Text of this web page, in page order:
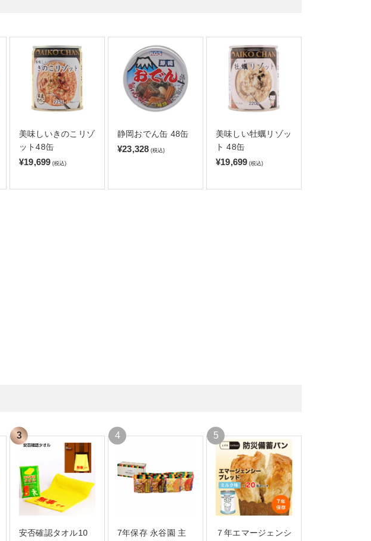
美味しいきのこリゾ
ット48缶
¥19,699 (税込)
静岡おでん缶 48缶
¥23,328 (税込)
美味しい牡蠣リゾッ
ト 48缶
¥19,699 (税込)
安否確認タオル10 7年保存 永谷園 主 ７年エマージェンシ